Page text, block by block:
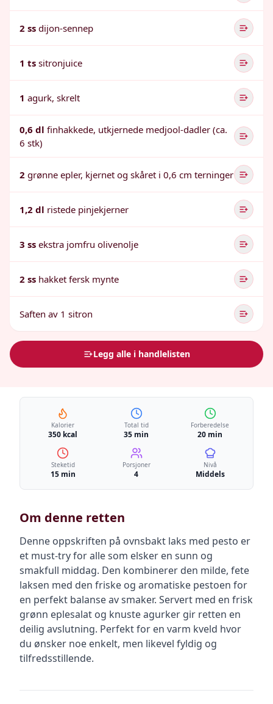
2 ss dijon-sennep
1 ts sitronjuice
1 agurk, skrelt
0,6 dl finhakkede, utkjernede medjool-dadler (ca.
6 stk)
2 grønne epler, kjernet og skåret i 0,6 cm terninger
1,2 dl ristede pinjekjerner
3 ss ekstra jomfru olivenolje
2 ss hakket fersk mynte
Saften av 1 sitron
Legg alle i handlelisten
Kalorier
350 kcal
Total tid
35 min
Forberedelse
20 min
Steketid
15 min
Porsjoner
4
Nivå
Middels
Om denne retten
Denne oppskriften på ovnsbakt laks med pesto er
et must-try for alle som elsker en sunn og
smakfull middag. Den kombinerer den milde, fete
laksen med den friske og aromatiske pestoen for
en perfekt balanse av smaker. Servert med en frisk
grønn eplesalat og knuste agurker gir retten en
deilig avslutning. Perfekt for en varm kveld hvor
du ønsker noe enkelt, men likevel fyldig og
tilfredsstillende.